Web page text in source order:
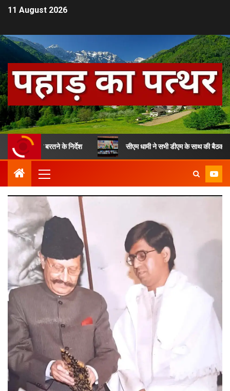
11 August 2026
बरतने के निर्देश सीएम धामी ने सभी डीएम के साथ की बैठक, दिए अहम